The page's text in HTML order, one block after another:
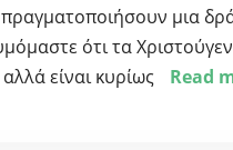
μια
ότι τα
είναι κυρίως
Read